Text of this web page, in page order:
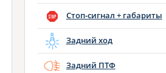
Стоп-сигнал + габариты
Задний ход
Задний ПТФ